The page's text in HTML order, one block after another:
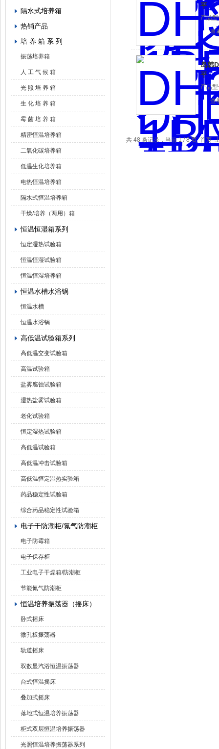
隔水式培养箱
热销产品
培 养 箱 系 列
振荡培养箱
人 工 气 候 箱
光 照 培 养 箱
生 化 培 养 箱
霉 菌 培 养 箱
精密恒温培养箱
二氧化碳培养箱
低温生化培养箱
电热恒温培养箱
隔水式恒温培养箱
干燥/培养（两用）箱
恒温恒湿箱系列
恒定湿热试验箱
恒温恒湿试验箱
恒温恒湿培养箱
恒温水槽水浴锅
恒温水槽
恒温水浴锅
高低温试验箱系列
高低温交变试验箱
高温试验箱
盐雾腐蚀试验箱
湿热盐雾试验箱
老化试验箱
恒定湿热试验箱
高低温试验箱
高低温冲击试验箱
高低温恒定湿热实验箱
药品稳定性试验箱
综合药品稳定性试验箱
电子干防潮柜/氮气防潮柜
电子防霉箱
电子保存柜
工业电子干燥箱/防潮柜
节能氮气防潮柜
恒温培养振荡器（摇床）
卧式摇床
微孔板振荡器
轨道摇床
双数显汽浴恒温振荡器
台式恒温摇床
叠加式摇床
落地式恒温培养振荡器
柜式双层恒温培养振荡器
光照恒温培养振荡器系列
平
产品
查
岛韩
平
产品
查
共 48 条记录，当前 1 / 8 页 首页